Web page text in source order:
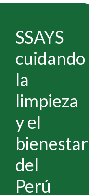
SSAYS
cuidando
la
limpieza
y el
bienestar
del
Perú